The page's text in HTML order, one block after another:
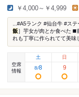
￥4,000～￥4,999
...#A5ランク #仙台牛 #ス
飯］芋女が肉とか食べた ◼️
れも丁寧に作られてて美味
空席
情報
土
8/8
日
9